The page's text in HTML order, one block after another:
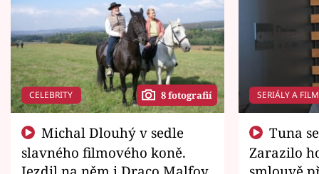
CELEBRITY 8 fotografií
slavného filmového koně.
SERIÁLY A
Zarazilo